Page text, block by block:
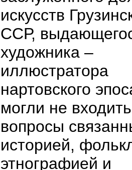
искусств
ССР,
художника –
иллюстратора
нартовского
могли не входить
вопросы
историей,
этнографией и